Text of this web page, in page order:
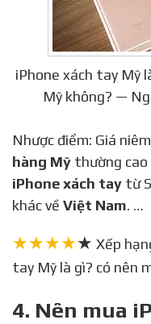
iPhone xách tay Mỹ
Mỹ không? —
Nhược điểm: Giá
hàng Mỹ thường cao
iPhone xách tay từ
khác về Việt Nam. …
★★★★★ Xếp
tay Mỹ là gì? có nên
4. Nên mua